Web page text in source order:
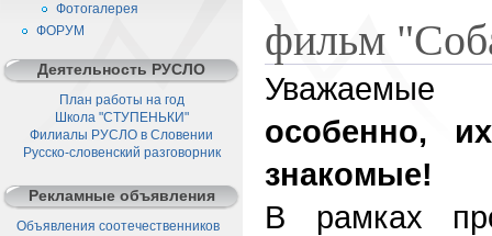
фильм
Уважаемые
особенно,
знакомые!
В рамках
Фотогалерея
ФОРУМ
Деятельность РУСЛО
План работы на год
Школа "СТУПЕНЬКИ"
Филиалы РУСЛО в Словении
Русско-словенский разговорник
Рекламные объявления
Объявления соотечественников